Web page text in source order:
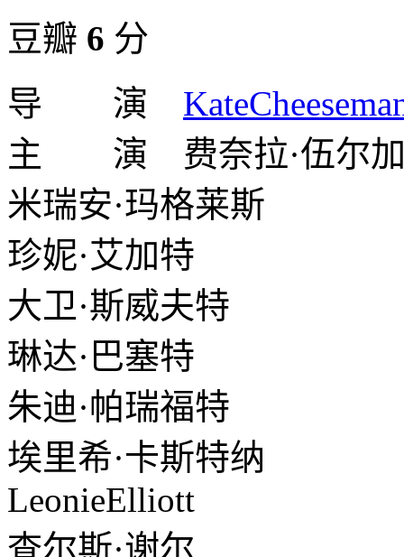
豆瓣 6 分
导 演
主 演 费奈拉·伍尔
米瑞安·玛格莱斯
珍妮·艾加特
大卫·斯威夫特
琳达·巴塞特
朱迪·帕瑞福特
埃里希·卡斯特纳
LeonieElliott
查尔斯·谢尔